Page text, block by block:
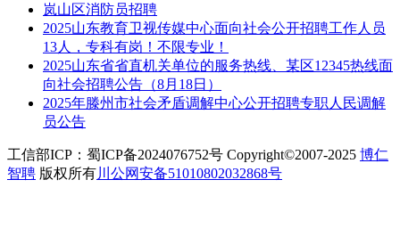
岚山区消防员招聘
2025山东教育卫视传媒中心面向社会公开招聘工作人员
13人，专科有岗！不限专业！
2025山东省省直机关单位的服务热线、某区12345热线面
向社会招聘公告（8月18日）
2025年滕州市社会矛盾调解中心公开招聘专职人民调解
员公告
工信部ICP：蜀ICP备2024076752号 Copyright©2007-2025 博仁
智聘 版权所有川公网安备51010802032868号